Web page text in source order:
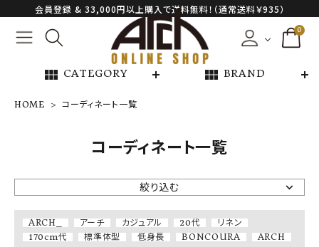
会員登録 & 33,000円以上購入で送料無料！（通常送料￥935）
0
view_module CATEGORY view_module BRAND
NEW ARRIVAL
ARCH EXCLUSIVE
BRAND
HOME コーディネート一覧
コーディネート一覧
絞り込む
ARCH_ アーチ カジュアル 20代
リネン
170cm代
標準体型 低身長 BONCOURA ARCH